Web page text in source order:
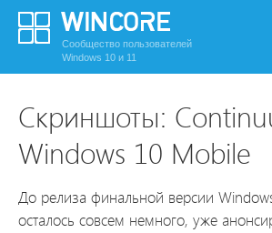
Сообщество пользователей
Windows 10 и 11
Скриншоты:
Windows 10 Mobile
До релиза финальной версии
осталось совсем немного, уже